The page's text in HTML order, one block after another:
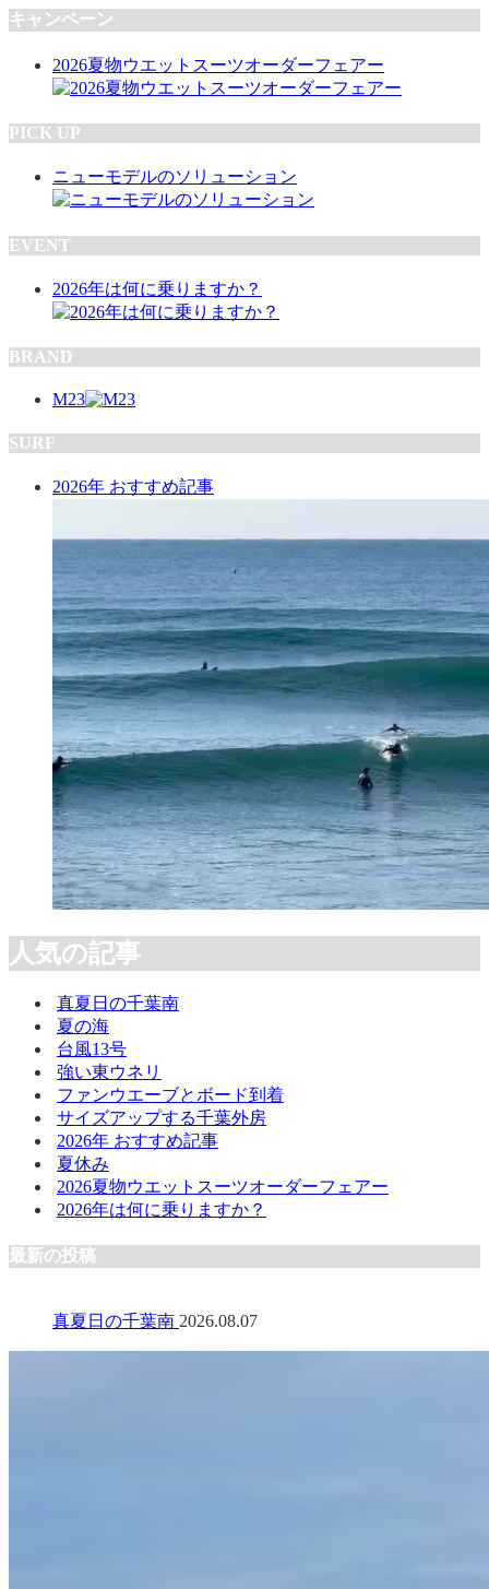
キャンペーン
2026夏物ウエットスーツオーダーフェアー
PICK UP
ニューモデルのソリューション
EVENT
2026年は何に乗りますか？
BRAND
M23
SURF
2026年 おすすめ記事
人気の記事
真夏日の千葉南
夏の海
台風13号
強い東ウネリ
ファンウエーブとボード到着
サイズアップする千葉外房
2026年 おすすめ記事
夏休み
2026夏物ウエットスーツオーダーフェアー
2026年は何に乗りますか？
最新の投稿
真夏日の千葉南 2026.08.07